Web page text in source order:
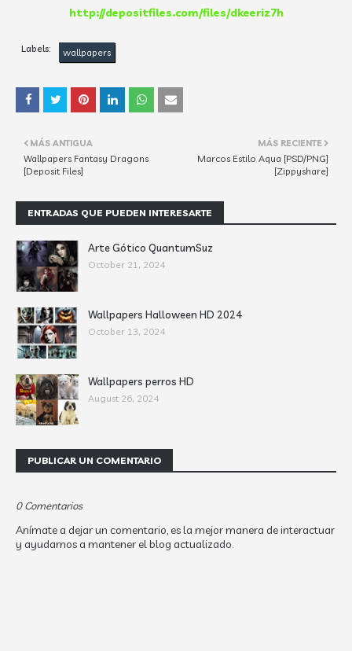
http://depositfiles.com/files/dkeeriz7h
Labels: wallpapers
MÁS RECIENTE
Marcos Estilo Aqua [PSD/PNG]
[Zippyshare]
MÁS ANTIGUA
Wallpapers Fantasy Dragons
[Deposit Files]
ENTRADAS QUE PUEDEN INTERESARTE
Arte Gótico QuantumSuz
October 21, 2024
Wallpapers Halloween HD 2024
October 13, 2024
Wallpapers perros HD
August 26, 2024
PUBLICAR UN COMENTARIO
0 Comentarios
Anímate a dejar un comentario, es la mejor manera de interactuar
y ayudarnos a mantener el blog actualizado.